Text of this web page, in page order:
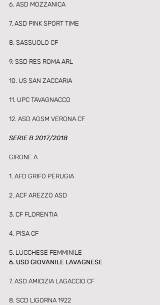
6. ASD MOZZANICA
7. ASD PINK SPORT TIME
8. SASSUOLO CF
9. SSD RES ROMA ARL
10. US SAN ZACCARIA
11. UPC TAVAGNACCO
12. ASD AGSM VERONA CF
SERIE B 2017/2018
GIRONE A
1. AFD GRIFO PERUGIA
2. ACF AREZZO ASD
3. CF FLORENTIA
4. PISA CF
5. LUCCHESE FEMMINILE
6. USD GIOVANILE LAVAGNESE
7. ASD AMICIZIA LAGACCIO CF
8. SCD LIGORNA 1922